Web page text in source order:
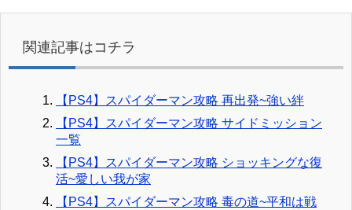
関連記事はコチラ
【PS4】スパイダーマン攻略 再出発~強い絆
【PS4】スパイダーマン攻略 サイドミッション
一覧
【PS4】スパイダーマン攻略 ショッキングな復
活~愛しい我が家
【PS4】スパイダーマン攻略 毒の道~平和は戦